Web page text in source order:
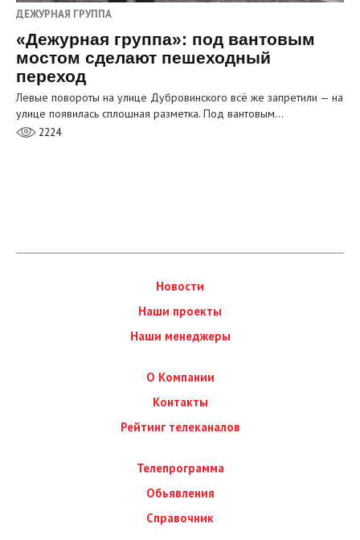
ДЕЖУРНАЯ ГРУППА
«Дежурная группа»: под вантовым
мостом сделают пешеходный
переход
Левые повороты на улице Дубровинского всё же запретили — на
улице появилась сплошная разметка. Под вантовым…
2224
Новости
Наши проекты
Наши менеджеры
О Компании
Контакты
Рейтинг телеканалов
Телепрограмма
Обьявления
Справочник